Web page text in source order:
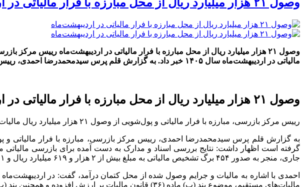
مالیاتی در اردیبهشت‌ماه سال‌ ۱۴۰۵ خبر داد. به گزارش قلم پرس سیدمحمدرضا احمدی، رییس مرکز بازرسی، مبارزه با فرار […]
وصول ۲۱ هزار میلیارد ریال از محل مبارزه با فرار مالیاتی در اردیبهشت‌ماه
رییس مرکز بازرسی، مبارزه با فرار مالیاتی و پول‌شویی از وصول ۲۱ هزار میلیارد ریال مالیات و جرایم از محل مبارزه با فرار مالیاتی در اردیبهشت‌ماه سال‌ ۱۴۰۵ خبر داد.
جاری، منجر به صدور ۴۵۴ برگ تشخیص مالیاتی به مبلغ بیش از ۲ هزار و ۶۱۹ میلیارد ریال و ۲۰۱ برگ قطعی به مبلغ بیش از ۶۴۱ میلیارد ریال شده است.
مالیات‌های مستقیم، موضوع بند (ب) ماده (۳۶) قانون مالیات بر ارزش افزوده و همچنین بند (ب) ماده (۲۲) قانون پایانه‌های فروشگاهی و سامانه مودیان از این بخش مالیات وصول شده است.